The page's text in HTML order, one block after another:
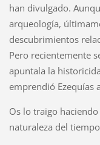
han divulgado.
arqueología,
descubrimientos
Pero recientemente
apuntala la
emprendió Ezequías
Os lo traigo
naturaleza del